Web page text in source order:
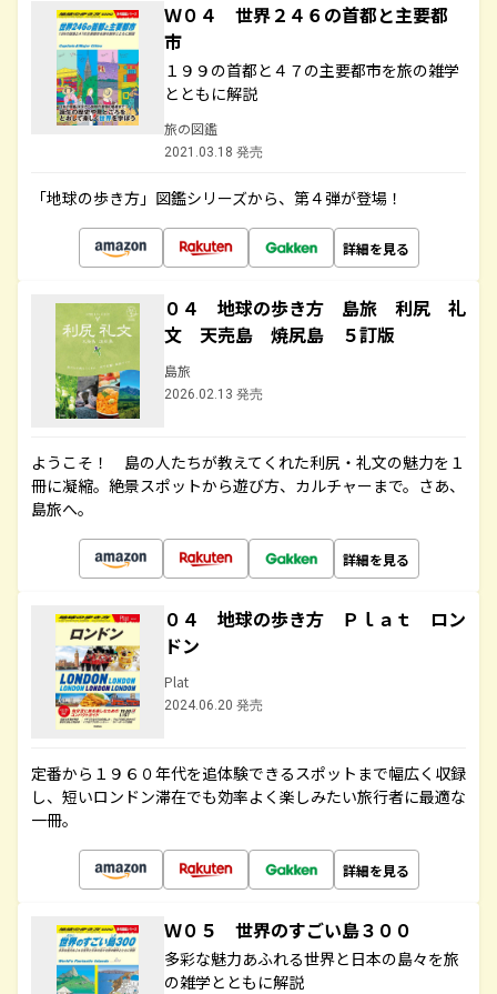
Ｗ０４ 世界２４６の首都と主要都
市
１９９の首都と４７の主要都市を旅の雑学
とともに解説
旅の図鑑
2021.03.18 発売
「地球の歩き方」図鑑シリーズから、第４弾が登場！
詳細を見る
０４ 地球の歩き方 島旅 利尻 礼
文 天売島 焼尻島 ５訂版
島旅
2026.02.13 発売
ようこそ！ 島の人たちが教えてくれた利尻・礼文の魅力を１
冊に凝縮。絶景スポットから遊び方、カルチャーまで。さあ、
島旅へ。
詳細を見る
０４ 地球の歩き方 Ｐｌａｔ ロン
ドン
Plat
2024.06.20 発売
定番から１９６０年代を追体験できるスポットまで幅広く収録
し、短いロンドン滞在でも効率よく楽しみたい旅行者に最適な
一冊。
詳細を見る
Ｗ０５ 世界のすごい島３００
多彩な魅力あふれる世界と日本の島々を旅
の雑学とともに解説